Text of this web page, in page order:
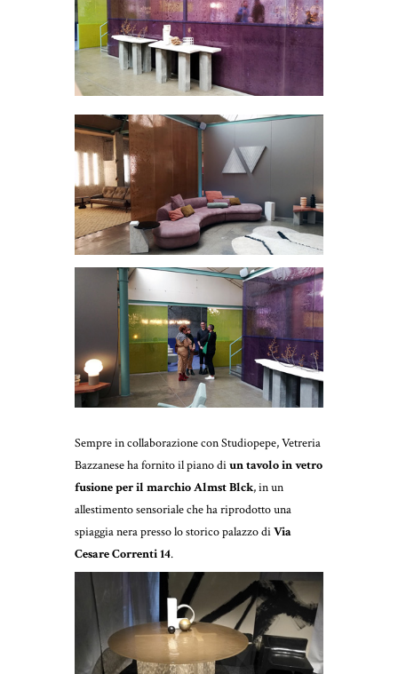
Sempre in collaborazione con Studiopepe, Vetreria
Bazzanese ha fornito il piano diun tavolo in vetro
fusione per il marchio Almst Blck, in un
allestimento sensoriale che ha riprodotto una
spiaggia nera presso lo storico palazzo diVia
Cesare Correnti 14.